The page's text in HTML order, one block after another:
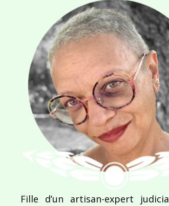
Navigation
l’article
Antarctic Peninsula
Fille d’un artisan-expert